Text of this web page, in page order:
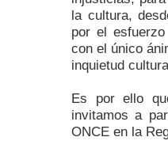
la cultura,
por el
con el único
inquietud
Es por ello
invitamos a
ONCE en la